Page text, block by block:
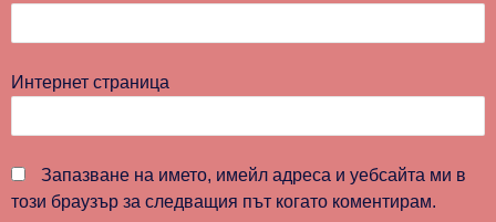
Интернет страница
Запазване на името, имейл адреса и уебсайта ми в
този браузър за следващия път когато коментирам.